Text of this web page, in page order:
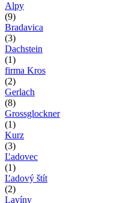
Alpy
(9)
Bradavica
(3)
Dachstein
(1)
firma Kros
(2)
Gerlach
(8)
Grossglockner
(1)
Kurz
(3)
Ľadovec
(1)
Ľadový štít
(2)
Lavíny